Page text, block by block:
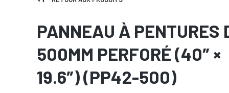
PANNEAU À PENTURES
500MM PERFORÉ (40″ ×
19.6″) (PP42-500)